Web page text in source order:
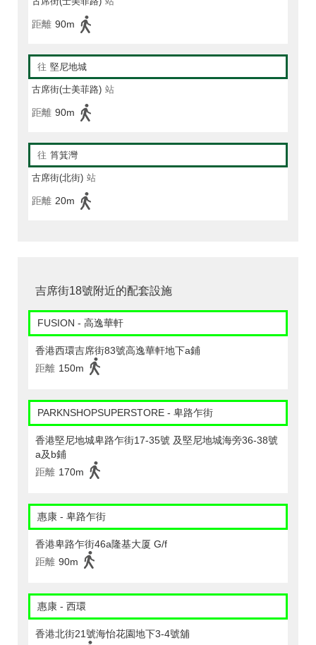
距離 90m
往 堅尼地城
古席街(士美菲路) 站
距離 90m
往 筲箕灣
古席街(北街) 站
距離 20m
吉席街18號附近的配套設施
FUSION - 高逸華軒
香港西環吉席街83號高逸華軒地下a鋪
距離 150m
PARKNSHOPSUPERSTORE - 卑路乍街
香港堅尼地城卑路乍街17-35號 及堅尼地城海旁36-38號
a及b鋪
距離 170m
惠康 - 卑路乍街
香港卑路乍街46a隆基大厦 G/f
距離 90m
惠康 - 西環
香港北街21號海怡花園地下3-4號舖